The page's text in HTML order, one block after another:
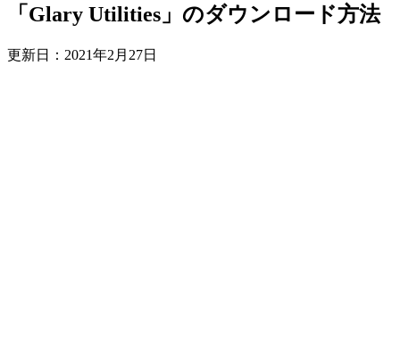
「Glary Utilities」のダウンロード方法
更新日： 2021年2月27日